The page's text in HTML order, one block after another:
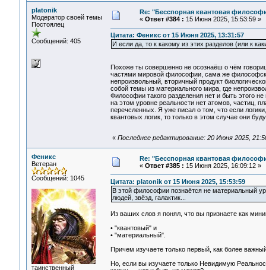
platonik
Модератор своей темы
Постоялец
Сообщений: 405
Re: "Бесспорная квантовая
« Ответ #384 : 15 Июня 2025, 15:53:59 »
Цитата: Феникс от 15 Июня 2025, 13:31:57
И если да, то к какому из этих разделов (или к
Похоже ты совершенно не осознаёш о чём
частями мировой философии, сама же
непроизвольный, вторичный продукт
собой темы из материального мира, где
Философии такого разделения нет и быть этого
на этом уровне реальности нет атомов, частиц,
перечсленных. Я уже писал о том, что если
квантовых логик, то только в этом случае они
« Последнее редактирование: 20 Июня 2025,
Феникс
Ветеран
Сообщений: 1045
таинственный
Re: "Бесспорная квантовая
« Ответ #385 : 15 Июня 2025, 16:09:12 »
Цитата: platonik от 15 Июня 2025, 15:53:59
В этой философии познаётся не материальный
людей, звёзд, галактик...
Из ваших слов я понял, что вы признаете как
• "квантовый" и
• "материальный".
Причем изучаете только первый, как более
Но, если вы изучаете только Невидимую